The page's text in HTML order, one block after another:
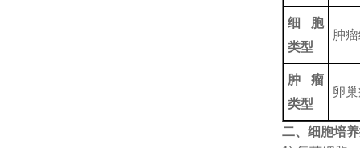
细胞
类型
肿
肿瘤
类型
卵
二、细胞培